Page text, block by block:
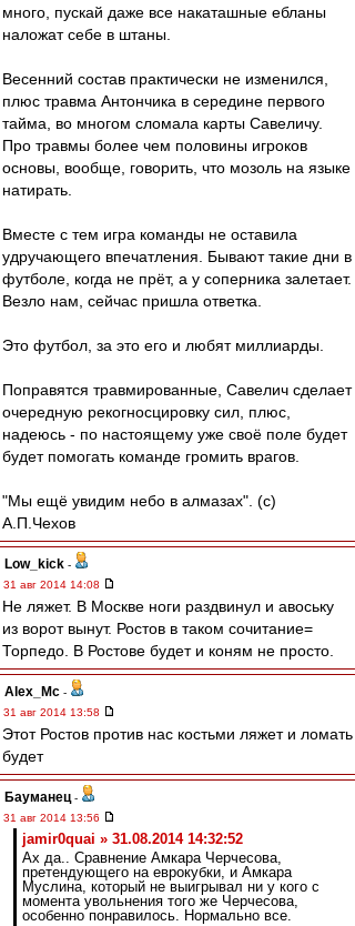
много, пускай даже все накаташные ебланы
наложат себе в штаны.
Весенний состав практически не изменился,
плюс травма Антончика в середине первого
тайма, во многом сломала карты Савеличу.
Про травмы более чем половины игроков
основы, вообще, говорить, что мозоль на языке
натирать.
Вместе с тем игра команды не оставила
удручающего впечатления. Бывают такие дни в
футболе, когда не прёт, а у соперника залетает.
Везло нам, сейчас пришла ответка.
Это футбол, за это его и любят миллиарды.
Поправятся травмированные, Савелич сделает
очередную рекогносцировку сил, плюс,
надеюсь - по настоящему уже своё поле будет
будет помогать команде громить врагов.
"Мы ещё увидим небо в алмазах". (с)
А.П.Чехов
Low_kick -
31 авг 2014 14:08
Не ляжет. В Москве ноги раздвинул и авоську
из ворот вынут. Ростов в таком сочитание=
Торпедо. В Ростове будет и коням не просто.
Alex_Mc -
31 авг 2014 13:58
Этот Ростов против нас костьми ляжет и ломать
будет
Бауманец -
31 авг 2014 13:56
jamir0quai » 31.08.2014 14:32:52
Ах да.. Сравнение Амкара Черчесова,
претендующего на еврокубки, и Амкара
Муслина, который не выигрывал ни у кого с
момента увольнения того же Черчесова,
особенно понравилось. Нормально все.